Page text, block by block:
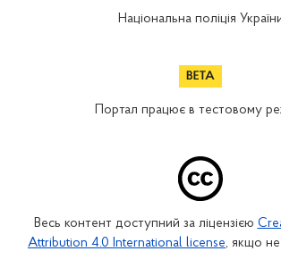
Національна поліція
Портал працює в тестовому
Весь контент доступний за ліцензією
Attribution 4.0 International license, якщо не